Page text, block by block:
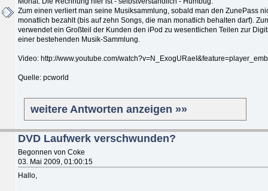
Zum einen verliert man seine Musiksammlung, sobald man den ZunePass
monatlich bezahlt (bis auf zehn Songs, die man monatlich behalten darf).
verwendet ein Großteil der Kunden den iPod zu wesentlichen Teilen zur
einer bestehenden Musik-Sammlung.
Video: http://www.youtube.com/
Quelle: pcworld
weitere Antworten anzeigen »»
DVD Laufwerk verschwunden?
Begonnen von Coke
03. Mai 2009, 01:00:15
Hallo,